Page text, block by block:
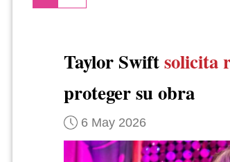
Taylor Swiftsolicita
proteger su obra
6 May 2026